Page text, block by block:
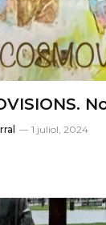
1 juliol, 2024